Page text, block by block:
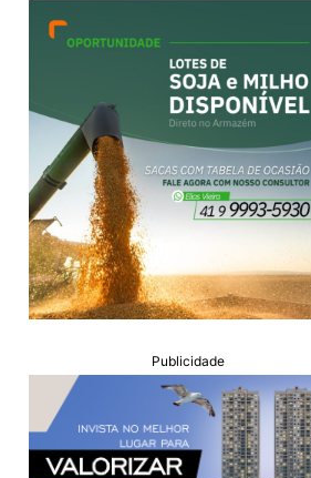
Publicidade